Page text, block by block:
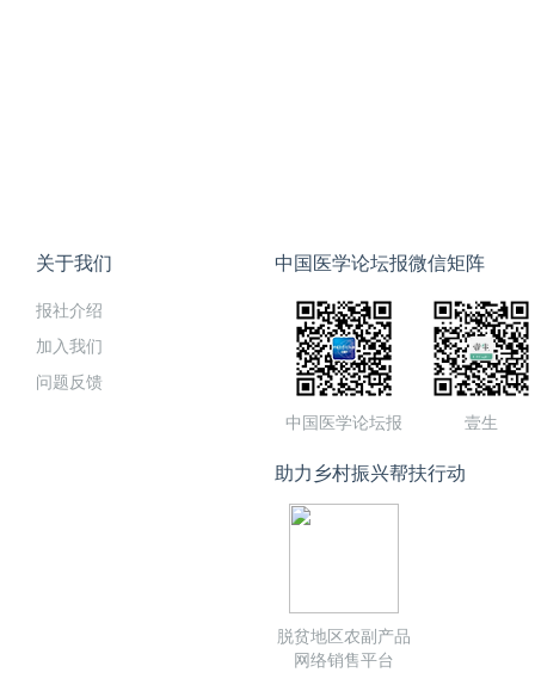
关于我们
报社介绍
加入我们
问题反馈
中国医学论坛报微信矩阵
中国医学论坛报 壹生
助力乡村振兴帮扶行动
脱贫地区农副产品
网络销售平台